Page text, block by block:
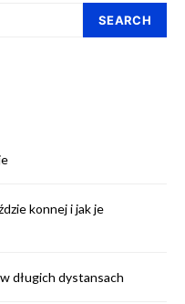
SEARCH
konnej i jak je
długich dystansach